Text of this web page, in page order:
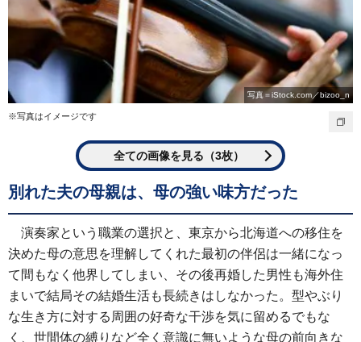
写真＝iStock.com／bizoo_n
※写真はイメージです
全ての画像を見る（3枚）
別れた夫の母親は、母の強い味方だった
演奏家という職業の選択と、東京から北海道への移住を
決めた母の意思を理解してくれた最初の伴侶は一緒になっ
て間もなく他界してしまい、その後再婚した男性も海外住
まいで結局その結婚生活も長続きはしなかった。型やぶり
な生き方に対する周囲の好奇な干渉を気に留めるでもな
く、世間体の縛りなど全く意識に無いような母の前向きな